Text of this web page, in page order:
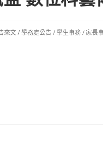
來文/學務處公告/學生事務/ 家長